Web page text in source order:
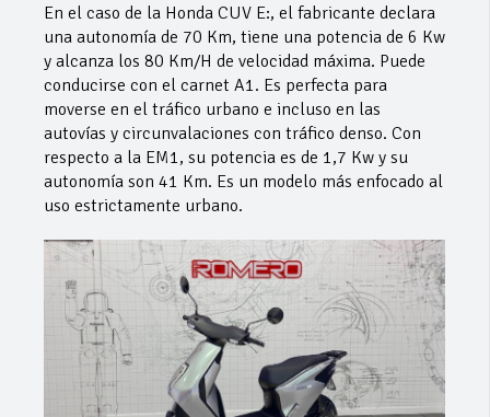
En el caso de la Honda CUV E:, el fabricante declara
una autonomía de 70 Km, tiene una potencia de 6 Kw
y alcanza los 80 Km/H de velocidad máxima. Puede
conducirse con el carnet A1. Es perfecta para
moverse en el tráfico urbano e incluso en las
autovías y circunvalaciones con tráfico denso. Con
respecto a la EM1, su potencia es de 1,7 Kw y su
autonomía son 41 Km. Es un modelo más enfocado al
uso estrictamente urbano.